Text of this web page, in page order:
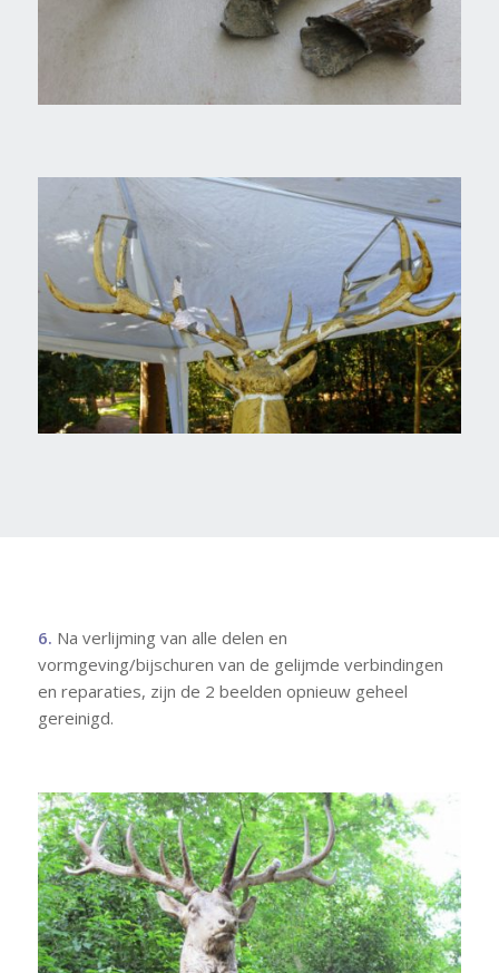
6. Na verlijming van alle delen en
vormgeving/bijschuren van de gelijmde verbindingen
en reparaties, zijn de 2 beelden opnieuw geheel
gereinigd.